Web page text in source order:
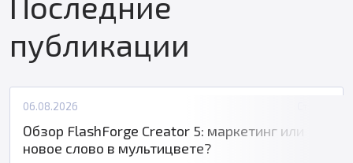
публикации
06.08.2026
Обзор FlashForge Creator 5: маркетинг или
новое слово в мультицвете?